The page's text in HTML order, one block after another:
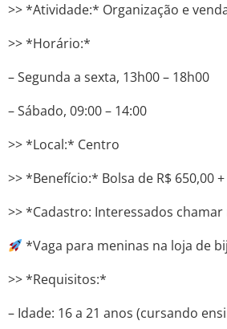
>> *Atividade:* Organização e
>> *Horário:*
– Segunda a sexta, 13h00 – 18h00
– Sábado, 09:00 – 14:00
>> *Local:* Centro
>> *Benefício:* Bolsa de R$ 650,00
>> *Cadastro: Interessados ​​chamar
*Vaga para meninas na loja de
>> *Requisitos:*
– Idade: 16 a 21 anos (cursando